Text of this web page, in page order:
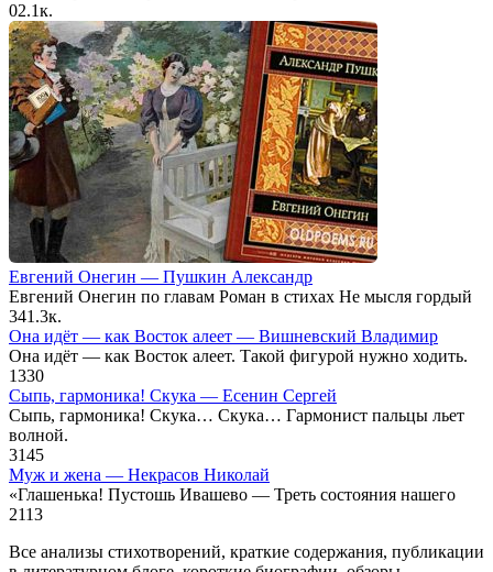
02.1к.
Евгений Онегин — Пушкин Александр
Евгений Онегин по главам Роман в стихах Не мысля гордый
341.3к.
Она идёт — как Восток алеет — Вишневский Владимир
Она идёт — как Восток алеет. Такой фигурой нужно ходить.
1330
Сыпь, гармоника! Скука — Есенин Сергей
Сыпь, гармоника! Скука… Скука… Гармонист пальцы льет
волной.
3145
Муж и жена — Некрасов Николай
«Глашенька! Пустошь Ивашево — Треть состояния нашего
2113
Все анализы стихотворений, краткие содержания, публикации